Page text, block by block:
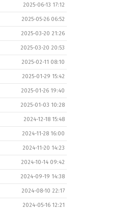
2025-06-13 17:12
2025-05-26 06:52
2025-03-20 21:26
2025-03-20 20:53
2025-02-11 08:10
2025-01-29 15:42
2025-01-26 19:40
2025-01-03 10:28
2024-12-18 15:48
2024-11-28 16:00
2024-11-20 14:23
2024-10-14 09:42
2024-09-19 14:38
2024-08-10 22:17
2024-05-16 12:21